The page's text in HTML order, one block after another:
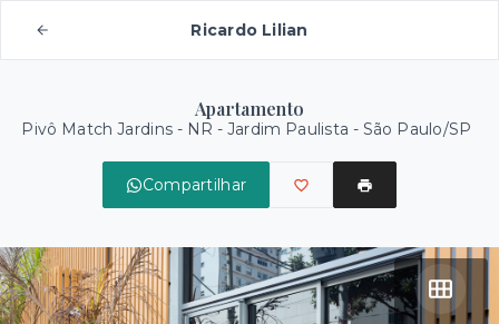
Ricardo Lilian
Apartamento
Pivô Match Jardins - NR - Jardim Paulista - São Paulo/SP
Compartilhar